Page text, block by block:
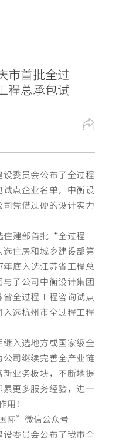
市首批全过
程总承包试
委员会公布了全过程
点企业名单，中衡设
凭借过硬的设计实力
建部首批“全过程工
住房和城乡建设部第
底入选江苏省工程总
子公司中衡设计集团
全过程工程咨询试点
选杭州市全过程工程
入选地方或国家级全
司继续完善全产业链
业务板块，不断地提
更多服务经验，进一
！
际”微信公众号
委员会公布了我市全